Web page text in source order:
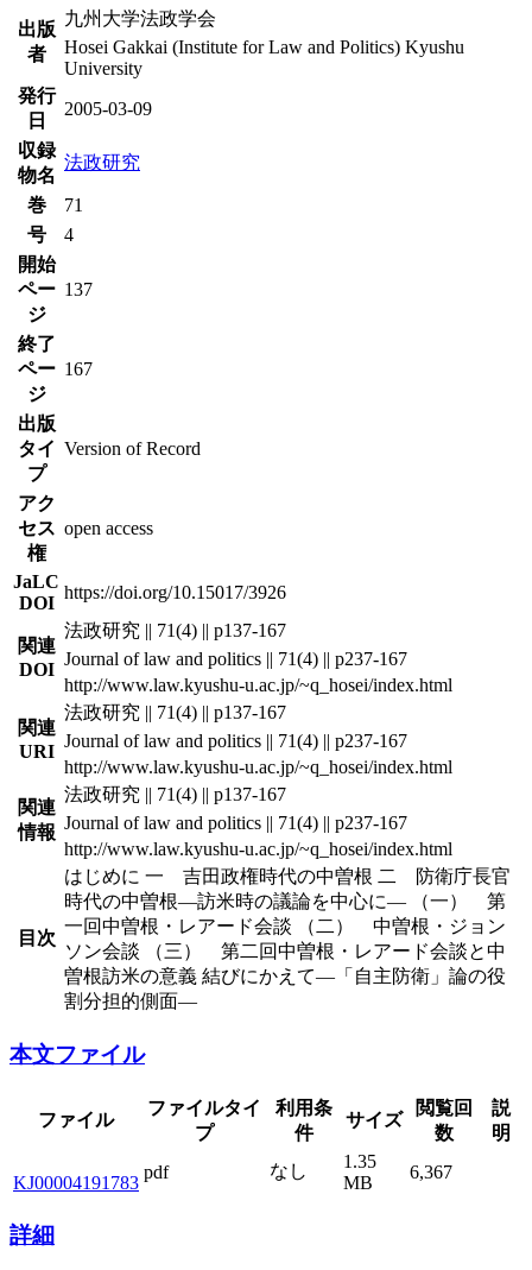
出版
者
九州大学法政学会
Hosei Gakkai (Institute for Law and Politics) Kyushu
University
発行
日
2005-03-09
収録
物名
法政研究
巻
71
号
4
開始
ペー
ジ
137
終了
ペー
ジ
167
出版
タイ
プ
Version of Record
アク
セス
権
open access
JaLC
DOI
https://doi.org/10.15017/3926
関連
DOI
法政研究 || 71(4) || p137-167
Journal of law and politics || 71(4) || p237-167
http://www.law.kyushu-u.ac.jp/~q_hosei/index.html
関連
URI
法政研究 || 71(4) || p137-167
Journal of law and politics || 71(4) || p237-167
http://www.law.kyushu-u.ac.jp/~q_hosei/index.html
関連
情報
法政研究 || 71(4) || p137-167
Journal of law and politics || 71(4) || p237-167
http://www.law.kyushu-u.ac.jp/~q_hosei/index.html
目次
はじめに 一 吉田政権時代の中曽根 二 防衛庁長官
時代の中曽根―訪米時の議論を中心に― （一） 第
一回中曽根・レアード会談 （二） 中曽根・ジョン
ソン会談 （三） 第二回中曽根・レアード会談と中
曽根訪米の意義 結びにかえて―「自主防衛」論の役
割分担的側面―
本文ファイル
ファイル
ファイルタイ
プ
利用条
件
サイズ
閲覧回
数
説
明
KJ00004191783
pdf なし
1.35
MB
6,367
詳細